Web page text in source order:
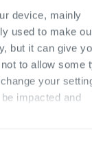
device, mainly
used to make
but it can give
to allow some
your
impacted and